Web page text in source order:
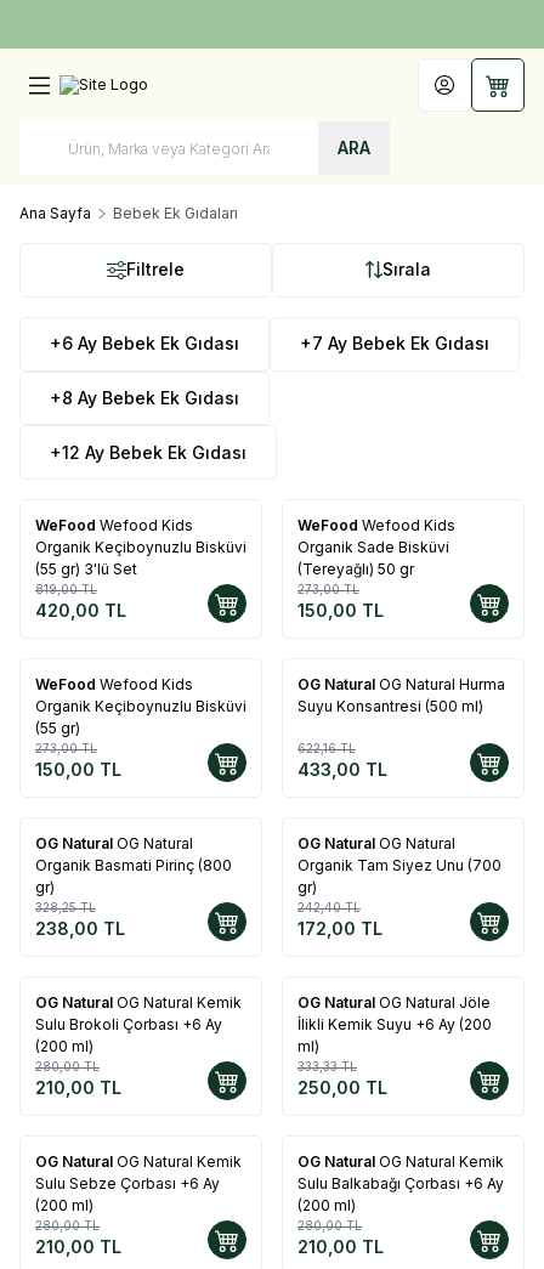
ARA
Hesabım
Ana Sayfa Bebek Ek Gıdaları
Filtrele Sırala
+6 Ay Bebek Ek Gıdası +7 Ay Bebek Ek Gıdası
+8 Ay Bebek Ek Gıdası
+12 Ay Bebek Ek Gıdası
%49
WeFood Wefood Kids
Organik Keçiboynuzlu Bisküvi
(55 gr) 3'lü Set
819,00TL
420,00 TL
%45
WeFood Wefood Kids
Organik Sade Bisküvi
(Tereyağlı) 50 gr
273,00TL
150,00 TL
%45
WeFood Wefood Kids
Organik Keçiboynuzlu Bisküvi
(55 gr)
273,00TL
150,00 TL
%30
OG Natural OG Natural Hurma
Suyu Konsantresi (500 ml)
622,16TL
433,00 TL
%27
OG Natural OG Natural
Organik Basmati Pirinç (800
gr)
328,25TL
238,00 TL
%29
OG Natural OG Natural
Organik Tam Siyez Unu (700
gr)
242,40TL
172,00 TL
%25
OG Natural OG Natural Kemik
Sulu Brokoli Çorbası +6 Ay
(200 ml)
280,00TL
210,00 TL
%25
OG Natural OG Natural Jöle
İlikli Kemik Suyu +6 Ay (200
ml)
333,33TL
250,00 TL
%25
OG Natural OG Natural Kemik
Sulu Sebze Çorbası +6 Ay
(200 ml)
280,00TL
210,00 TL
%25
OG Natural OG Natural Kemik
Sulu Balkabağı Çorbası +6 Ay
(200 ml)
280,00TL
210,00 TL